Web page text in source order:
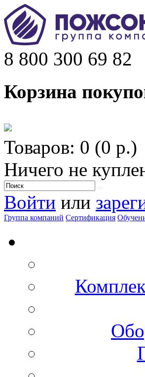
8 800 300 69 82
Корзина
Товаров: 0 (0 р.)
Ничего не
Войти или
Группа компаний Сертификация